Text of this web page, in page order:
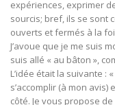
expériences, exprimer
sourcis; bref, ils se sont
ouverts et fermés à la
J’avoue que je me suis
suis allé « au bâton »,
L’idée était la suivante :
s’accomplir (à mon
côté. Je vous propose